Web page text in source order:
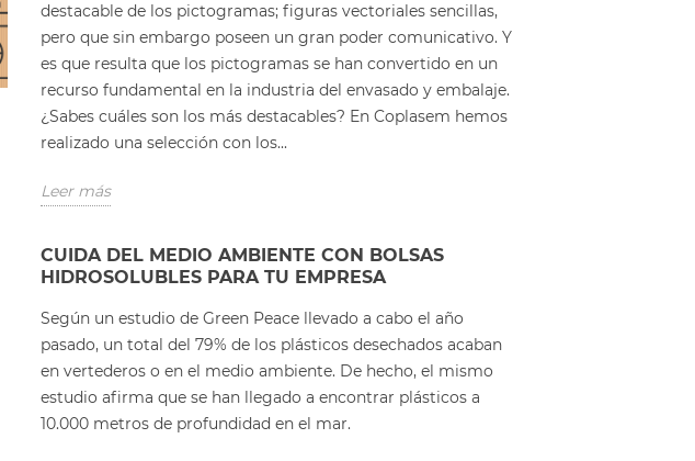
destacable de los pictogramas; figuras vectoriales sencillas,
pero que sin embargo poseen un gran poder comunicativo. Y
es que resulta que los pictogramas se han convertido en un
recurso fundamental en la industria del envasado y embalaje.
¿Sabes cuáles son los más destacables? En Coplasem hemos
realizado una selección con los...
Leer más
CUIDA DEL MEDIO AMBIENTE CON BOLSAS
HIDROSOLUBLES PARA TU EMPRESA
Según un estudio de Green Peace llevado a cabo el año
pasado, un total del 79% de los plásticos desechados acaban
en vertederos o en el medio ambiente. De hecho, el mismo
estudio afirma que se han llegado a encontrar plásticos a
10.000 metros de profundidad en el mar.